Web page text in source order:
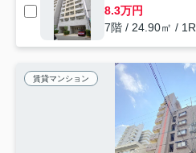
8.3万円
7階 / 24.90㎡ / 1R
賃貸マンション